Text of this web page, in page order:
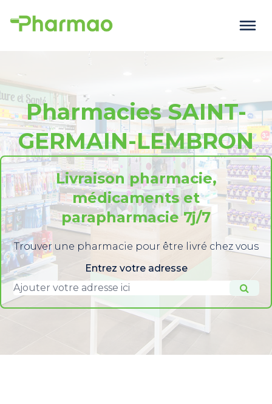
Pharmacies SAINT-
GERMAIN-LEMBRON
Livraison pharmacie,
médicaments et
parapharmacie 7j/7
Trouver une pharmacie pour être livré chez vous
Entrez votre adresse